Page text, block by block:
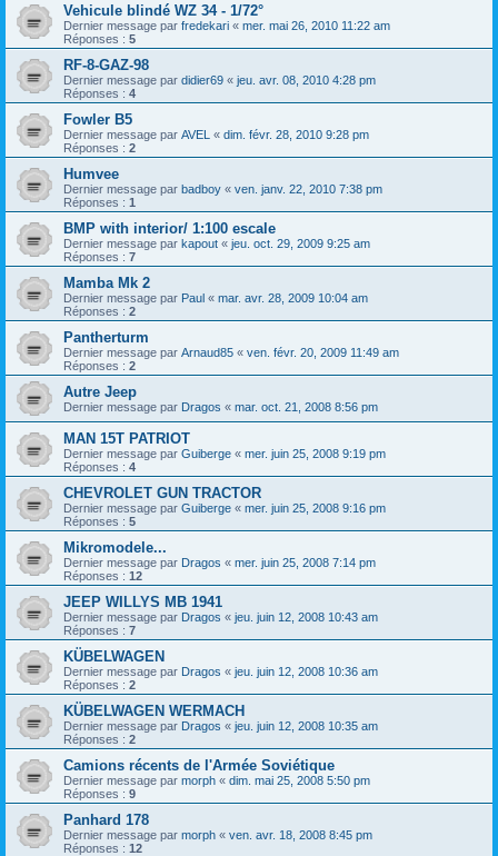
Vehicule blindé WZ 34 - 1/72°
Dernier message par fredekari « mer. mai 26, 2010 11:22 am
Réponses : 5
RF-8-GAZ-98
Dernier message par didier69 « jeu. avr. 08, 2010 4:28 pm
Réponses : 4
Fowler B5
Dernier message par AVEL « dim. févr. 28, 2010 9:28 pm
Réponses : 2
Humvee
Dernier message par badboy « ven. janv. 22, 2010 7:38 pm
Réponses : 1
BMP with interior/ 1:100 escale
Dernier message par kapout « jeu. oct. 29, 2009 9:25 am
Réponses : 7
Mamba Mk 2
Dernier message par Paul « mar. avr. 28, 2009 10:04 am
Réponses : 2
Pantherturm
Dernier message par Arnaud85 « ven. févr. 20, 2009 11:49 am
Réponses : 2
Autre Jeep
Dernier message par Dragos « mar. oct. 21, 2008 8:56 pm
MAN 15T PATRIOT
Dernier message par Guiberge « mer. juin 25, 2008 9:19 pm
Réponses : 4
CHEVROLET GUN TRACTOR
Dernier message par Guiberge « mer. juin 25, 2008 9:16 pm
Réponses : 5
Mikromodele...
Dernier message par Dragos « mer. juin 25, 2008 7:14 pm
Réponses : 12
JEEP WILLYS MB 1941
Dernier message par Dragos « jeu. juin 12, 2008 10:43 am
Réponses : 7
KÜBELWAGEN
Dernier message par Dragos « jeu. juin 12, 2008 10:36 am
Réponses : 2
KÜBELWAGEN WERMACH
Dernier message par Dragos « jeu. juin 12, 2008 10:35 am
Réponses : 2
Camions récents de l'Armée Soviétique
Dernier message par morph « dim. mai 25, 2008 5:50 pm
Réponses : 9
Panhard 178
Dernier message par morph « ven. avr. 18, 2008 8:45 pm
Réponses : 12